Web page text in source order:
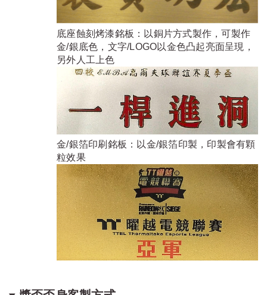
底座蝕刻烤漆銘板：以銅片方式製作，可製作
金/銀底色，文字/LOGO以金色凸起亮面呈現，
另外人工上色
金/銀箔印刷銘板：以金/銀箔印製，印製會有顆
粒效果